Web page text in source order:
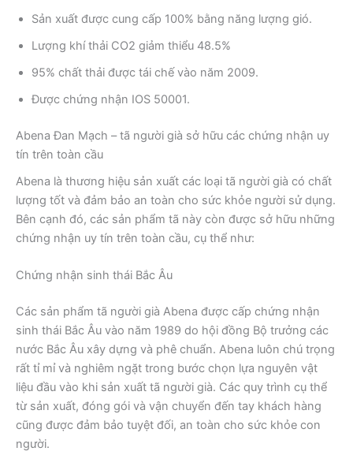
Sản xuất được cung cấp 100% bằng năng lượng gió.
Lượng khí thải CO2 giảm thiểu 48.5%
95% chất thải được tái chế vào năm 2009.
Được chứng nhận IOS 50001.
Abena Đan Mạch – tã người già sở hữu các chứng nhận uy
tín trên toàn cầu
Abena là thương hiệu sản xuất các loại tã người già có chất
lượng tốt và đảm bảo an toàn cho sức khỏe người sử dụng.
Bên cạnh đó, các sản phẩm tã này còn được sở hữu những
chứng nhận uy tín trên toàn cầu, cụ thể như:
Chứng nhận sinh thái Bắc Âu
Các sản phẩm tã người già Abena được cấp chứng nhận
sinh thái Bắc Âu vào năm 1989 do hội đồng Bộ trưởng các
nước Bắc Âu xây dựng và phê chuẩn. Abena luôn chú trọng
rất tỉ mỉ và nghiêm ngặt trong bước chọn lựa nguyên vật
liệu đầu vào khi sản xuất tã người già. Các quy trình cụ thể
từ sản xuất, đóng gói và vận chuyển đến tay khách hàng
cũng được đảm bảo tuyệt đối, an toàn cho sức khỏe con
người.